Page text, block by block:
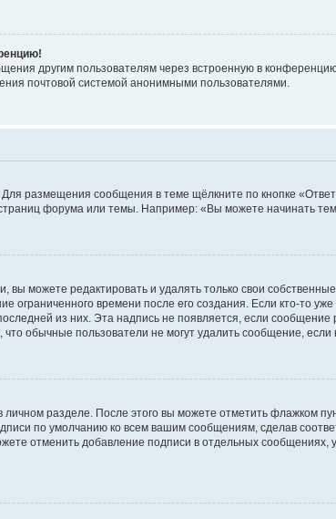
другим пользователям через встроенную в
почтовой системой анонимными пользователями.
размещения сообщения в теме щёлкните по кнопке
форума или темы. Например: «Вы можете начинать
можете редактировать и удалять только свои
ограниченного времени после его создания. Если кто-то
из них. Эта надпись не появляется, если
обычные пользователи не могут удалить сообщение, если
разделе. После этого вы можете отметить флажком
по умолчанию ко всем вашим сообщениям, сделав
отменить добавление подписи в отдельных сообщениях,